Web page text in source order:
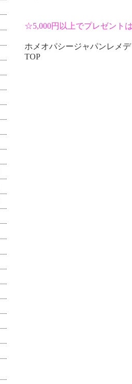
☆5,000円以上でプレゼント
ホメオパシージャパンレメ
TOP